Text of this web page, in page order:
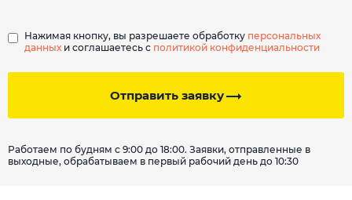
Отправить заявку
Нажимая кнопку, вы разрешаете обработку персональных
данных и соглашаетесь с политикой конфиденциальности
Работаем по будням с 9:00 до 18:00. Заявки, отправленные в
выходные, обрабатываем в первый рабочий день до 10:30